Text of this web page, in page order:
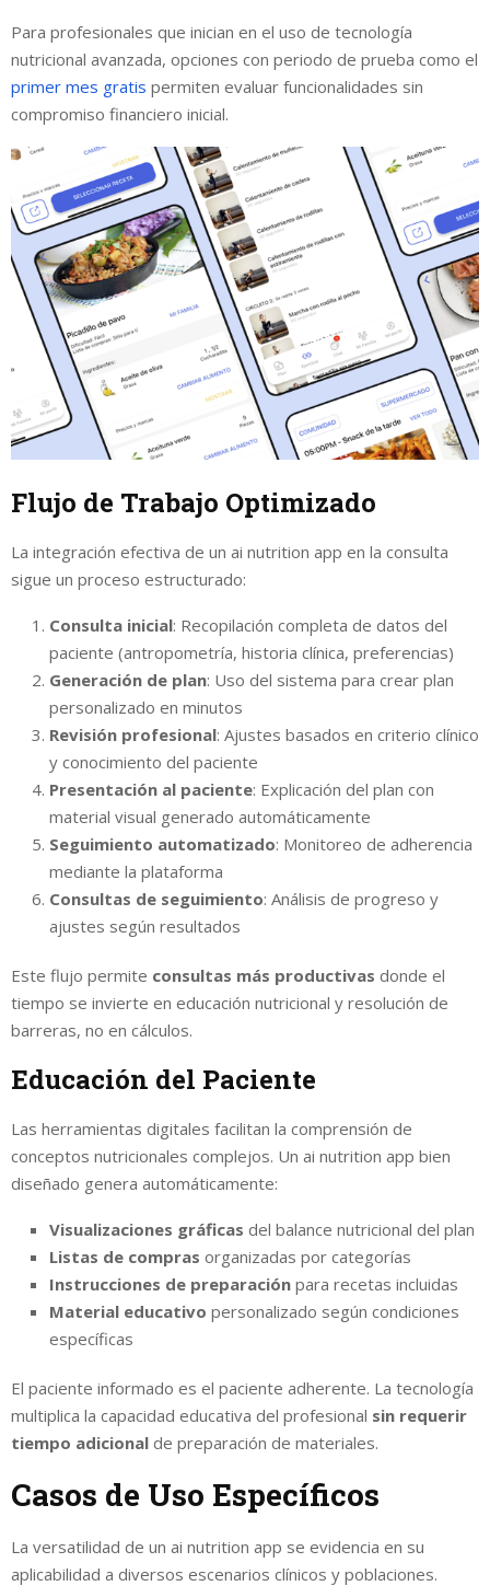
Para profesionales que inician en el uso de tecnología
nutricional avanzada, opciones con periodo de prueba como el
primer mes gratis permiten evaluar funcionalidades sin
compromiso financiero inicial.
Flujo de Trabajo Optimizado
La integración efectiva de un ai nutrition app en la consulta
sigue un proceso estructurado:
Consulta inicial: Recopilación completa de datos del
paciente (antropometría, historia clínica, preferencias)
Generación de plan: Uso del sistema para crear plan
personalizado en minutos
Revisión profesional: Ajustes basados en criterio clínico
y conocimiento del paciente
Presentación al paciente: Explicación del plan con
material visual generado automáticamente
Seguimiento automatizado: Monitoreo de adherencia
mediante la plataforma
Consultas de seguimiento: Análisis de progreso y
ajustes según resultados
Este flujo permite consultas más productivas donde el
tiempo se invierte en educación nutricional y resolución de
barreras, no en cálculos.
Educación del Paciente
Las herramientas digitales facilitan la comprensión de
conceptos nutricionales complejos. Un ai nutrition app bien
diseñado genera automáticamente:
Visualizaciones gráficas del balance nutricional del plan
Listas de compras organizadas por categorías
Instrucciones de preparación para recetas incluidas
Material educativo personalizado según condiciones
específicas
El paciente informado es el paciente adherente. La tecnología
multiplica la capacidad educativa del profesional sin requerir
tiempo adicional de preparación de materiales.
Casos de Uso Específicos
La versatilidad de un ai nutrition app se evidencia en su
aplicabilidad a diversos escenarios clínicos y poblaciones.